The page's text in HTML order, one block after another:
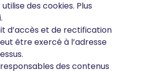
des cookies. Plus
d’accès et de rectification
être exercé à l’adresse
des contenus